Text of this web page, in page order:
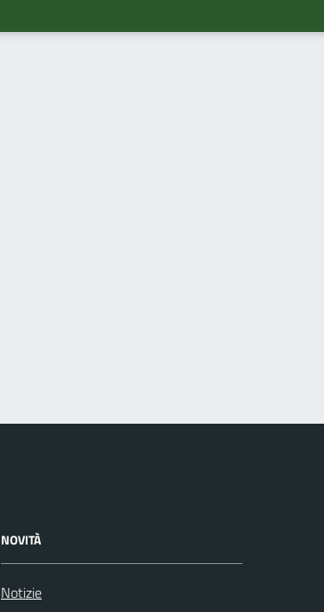
NOVITÀ
Notizie